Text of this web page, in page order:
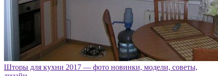
Шторы для кухни 2017 — фото новинки, модели, советы,